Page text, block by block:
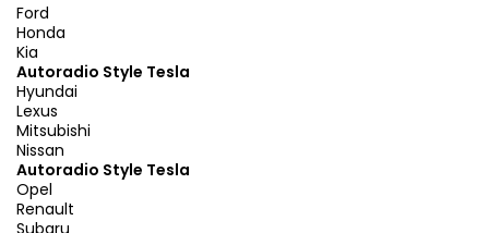
Ford
Honda
Kia
Autoradio Style Tesla
Hyundai
Lexus
Mitsubishi
Nissan
Autoradio Style Tesla
Opel
Renault